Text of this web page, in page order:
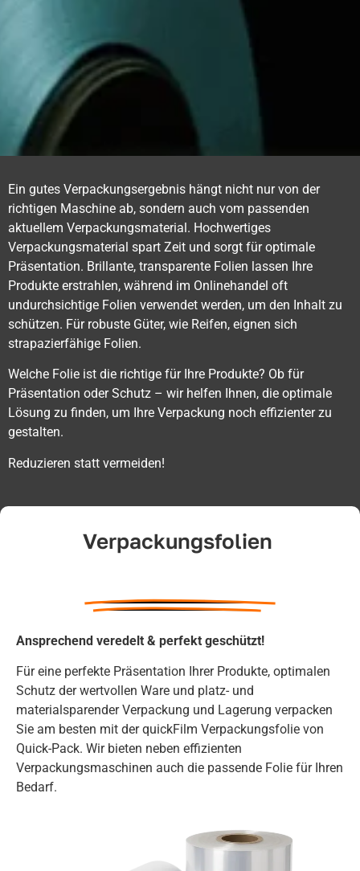
Ein gutes Verpackungsergebnis hängt nicht nur von der
richtigen Maschine ab, sondern auch vom passenden
aktuellem Verpackungsmaterial. Hochwertiges
Verpackungsmaterial spart Zeit und sorgt für optimale
Präsentation. Brillante, transparente Folien lassen Ihre
Produkte erstrahlen, während im Onlinehandel oft
undurchsichtige Folien verwendet werden, um den Inhalt zu
schützen. Für robuste Güter, wie Reifen, eignen sich
strapazierfähige Folien.
Welche Folie ist die richtige für Ihre Produkte? Ob für
Präsentation oder Schutz – wir helfen Ihnen, die optimale
Lösung zu finden, um Ihre Verpackung noch effizienter zu
gestalten.
Reduzieren statt vermeiden!
Verpackungsfolien
Ansprechend veredelt & perfekt geschützt!
Für eine perfekte Präsentation Ihrer Produkte, optimalen
Schutz der wertvollen Ware und platz- und
materialsparender Verpackung und Lagerung verpacken
Sie am besten mit der quickFilm Verpackungsfolie von
Quick-Pack. Wir bieten neben effizienten
Verpackungsmaschinen auch die passende Folie für Ihren
Bedarf.